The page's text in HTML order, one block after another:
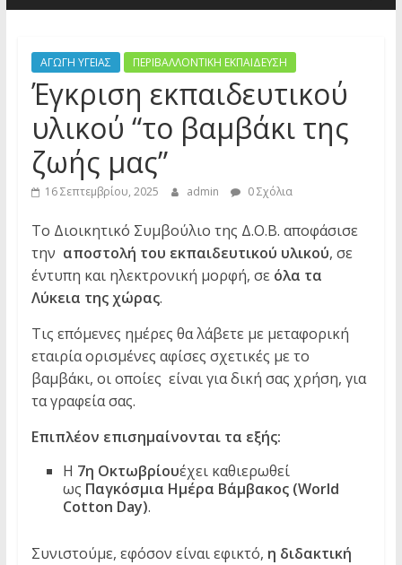
ΑΓΩΓΗ ΥΓΕΙΑΣ ΠΕΡΙΒΑΛΛΟΝΤΙΚΗ ΕΚΠΑΙΔΕΥΣΗ
Έγκριση εκπαιδευτικού
υλικού “το βαμβάκι της
ζωής μας”
16 Σεπτεμβρίου, 2025 admin 0 Σχόλια
Το Διοικητικό Συμβούλιο της Δ.Ο.Β. αποφάσισε
την αποστολή του εκπαιδευτικού υλικού, σε
έντυπη και ηλεκτρονική μορφή, σε όλα τα
Λύκεια της χώρας.
Τις επόμενες ημέρες θα λάβετε με μεταφορική
εταιρία ορισμένες αφίσες σχετικές με το
βαμβάκι, οι οποίες είναι για δική σας χρήση, για
τα γραφεία σας.
Επιπλέον επισημαίνονται τα εξής:
Η 7η Οκτωβρίουέχει καθιερωθεί
ως Παγκόσμια Ημέρα Βάμβακος (World
Cotton Day).
Συνιστούμε, εφόσον είναι εφικτό, η διδακτική